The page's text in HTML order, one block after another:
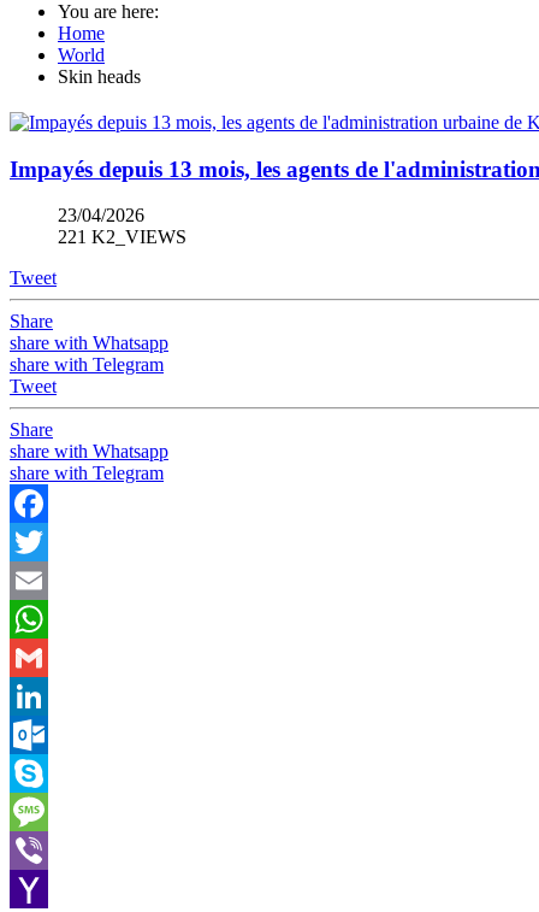
You are here:
Home
World
Skin heads
Impayés depuis 13 mois, les agents de
23/04/2026
221 K2_VIEWS
Tweet
Share
share with Whatsapp
share with Telegram
Tweet
Share
share with Whatsapp
share with Telegram
Facebook
Twitter
Email
WhatsApp
Gmail
LinkedIn
Outlook.com
Skype
Message
Viber